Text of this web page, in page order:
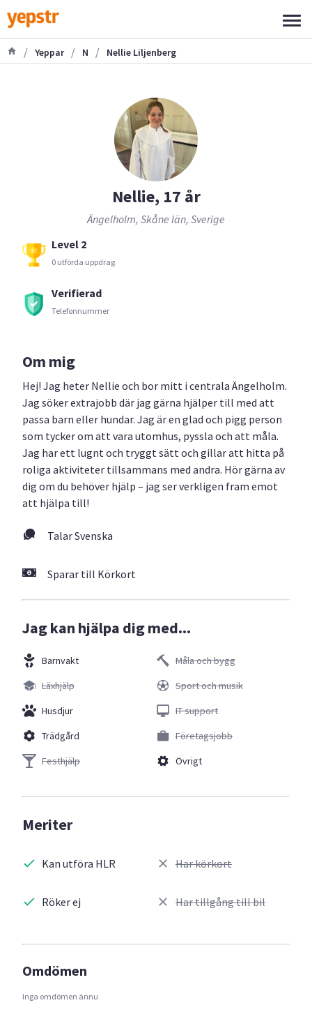
/ Yeppar / N / Nellie Liljenberg
Nellie, 17 år
Ängelholm, Skåne län, Sverige
Level 2
0 utförda uppdrag
Verifierad
Telefonnummer
Om mig
Hej! Jag heter Nellie och bor mitt i centrala Ängelholm.
Jag söker extrajobb där jag gärna hjälper till med att
passa barn eller hundar. Jag är en glad och pigg person
som tycker om att vara utomhus, pyssla och att måla.
Jag har ett lugnt och tryggt sätt och gillar att hitta på
roliga aktiviteter tillsammans med andra. Hör gärna av
dig om du behöver hjälp – jag ser verkligen fram emot
att hjälpa till!
Talar Svenska
Sparar till Körkort
Jag kan hjälpa dig med...
Barnvakt
Läxhjälp
Husdjur
Trädgård
Festhjälp
Måla och bygg
Sport och musik
IT support
Företagsjobb
Övrigt
Meriter
Kan utföra HLR
Röker ej
Har körkort
Har tillgång till bil
Omdömen
Inga omdömen ännu